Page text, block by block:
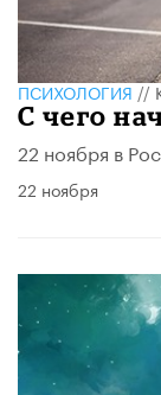
ПСИХОЛОГИЯ//
С чего
22 ноября в
22 ноября